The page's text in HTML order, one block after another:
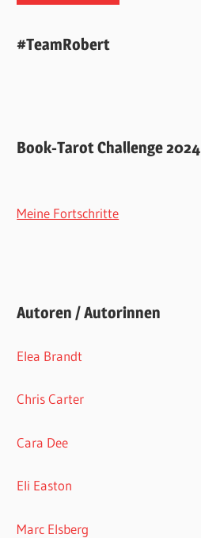
#TeamRobert
Book-Tarot Challenge 2024
Meine Fortschritte
Autoren / Autorinnen
Elea Brandt
Chris Carter
Cara Dee
Eli Easton
Marc Elsberg